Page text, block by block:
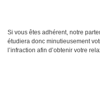
Si vous êtes adhérent, notre
étudiera donc minutieusement
l’infraction afin d’obtenir votre